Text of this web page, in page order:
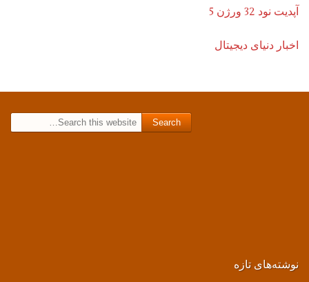
آپدیت نود 32 ورژن 5
اخبار دنیای دیجیتال
نوشته‌های تازه